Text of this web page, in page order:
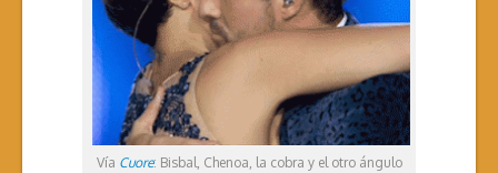
Vía Cuore: Bisbal, Chenoa, la cobra y el otro ángulo